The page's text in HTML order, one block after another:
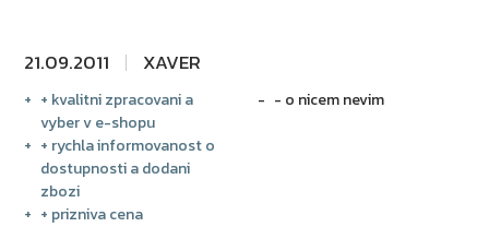
21.09.2011 XAVER
+ kvalitni zpracovani a
vyber v e-shopu
+ rychla informovanost o
dostupnosti a dodani
zbozi
+ prizniva cena
- o nicem nevim